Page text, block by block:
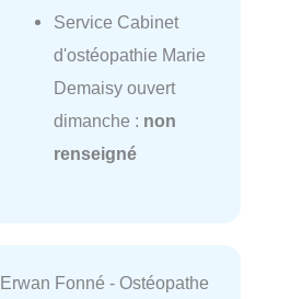
Service Cabinet
d'ostéopathie Marie
Demaisy ouvert
dimanche : non
renseigné
Erwan Fonné - Ostéopathe